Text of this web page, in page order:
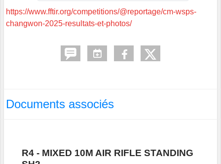
https://www.fftir.org/competitions/@reportage/cm-wsps-
changwon-2025-resultats-et-photos/
Documents associés
R4 - MIXED 10M AIR RIFLE STANDING